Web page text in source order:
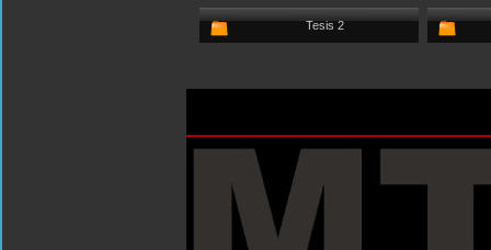
Tesis 2